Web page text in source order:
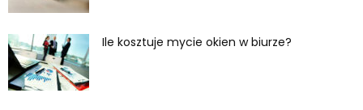
Ile kosztuje mycie okien w biurze?